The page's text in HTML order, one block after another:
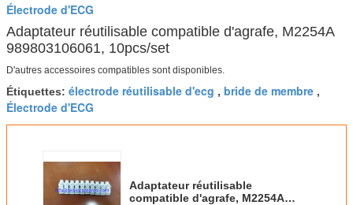
Électrode d'ECG
Adaptateur réutilisable compatible d'agrafe, M2254A
989803106061, 10pcs/set
D'autres accessoires compatibles sont disponibles.
Étiquettes: électrode réutilisable d'ecg , bride de membre ,
Électrode d'ECG
Adaptateur réutilisable
compatible d'agrafe, M2254A